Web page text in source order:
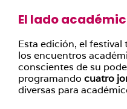
El lado
Esta edición, el
los encuentros
conscientes de su
programando cuatro
diversas para